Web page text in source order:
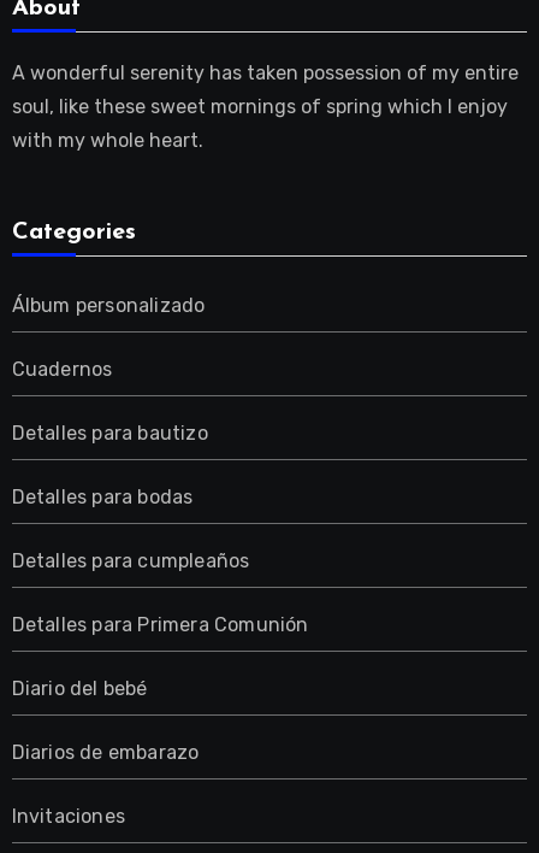
About
A wonderful serenity has taken possession of my entire
soul, like these sweet mornings of spring which I enjoy
with my whole heart.
Categories
Álbum personalizado
Cuadernos
Detalles para bautizo
Detalles para bodas
Detalles para cumpleaños
Detalles para Primera Comunión
Diario del bebé
Diarios de embarazo
Invitaciones